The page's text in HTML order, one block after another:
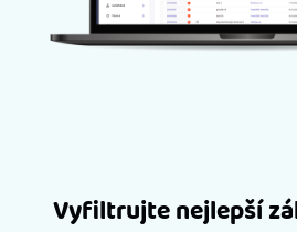
Vyfiltrujte nejlepší